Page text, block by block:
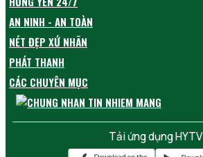
AN NINH - AN TOÀN
NÉT ĐẸP XỨ NHÃN
PHÁT THANH
CÁC CHUYÊN MỤC
Tải ứng dụng HYTV